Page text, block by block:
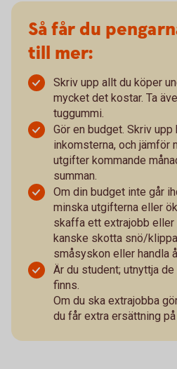
Så får du
till mer:
Skriv upp allt du köper
mycket det kostar. Ta
tuggummi.
Gör en budget. Skriv upp
inkomsterna, och jämför
utgifter kommande
summan.
Om din budget inte går
minska utgifterna eller
skaffa ett extrajobb eller
kanske skotta snö/
småsyskon eller handla
Är du student; utnyttja
finns.
Om du ska extrajobba
du får extra ersättning på